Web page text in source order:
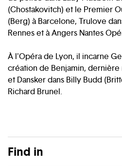
(Chostakovitch) et le Premier
(Berg) à Barcelone, Trulove
Rennes et à Angers Nantes
À l'Opéra de Lyon, il incarne
création de Benjamin, dernière
et Dansker dans Billy Budd
Richard Brunel.
Find in